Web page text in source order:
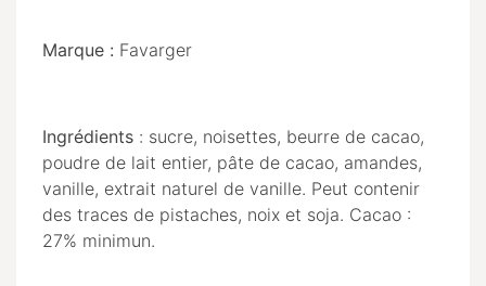
Marque : Favarger
Ingrédients : sucre, noisettes, beurre de cacao,
poudre de lait entier, pâte de cacao, amandes,
vanille, extrait naturel de vanille. Peut contenir
des traces de pistaches, noix et soja. Cacao :
27% minimun.